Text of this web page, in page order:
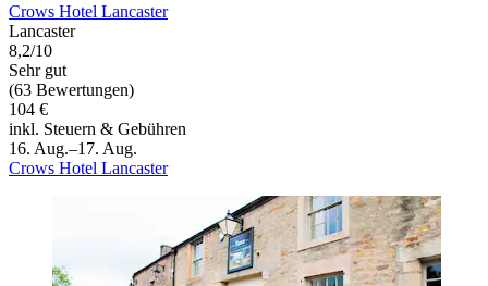
Crows Hotel Lancaster
Lancaster
8,2/10
Sehr gut
(63 Bewertungen)
104 €
inkl. Steuern & Gebühren
16. Aug.–17. Aug.
Crows Hotel Lancaster